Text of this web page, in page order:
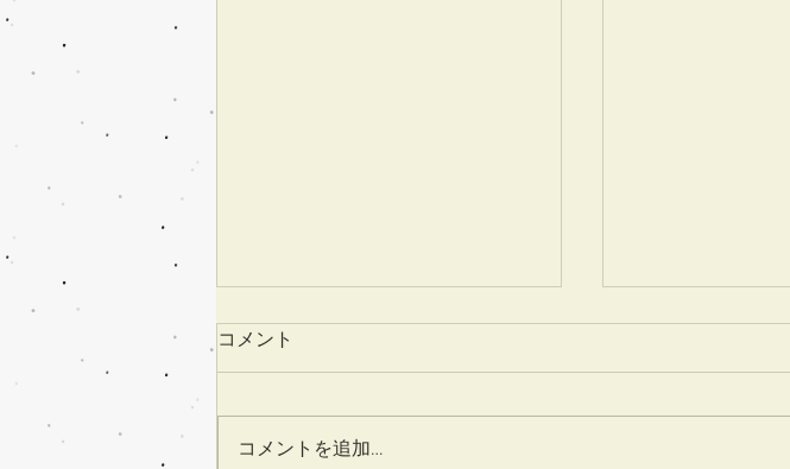
コメント
コメントを追加…